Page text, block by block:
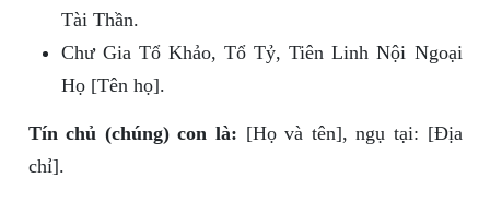
Tài Thần.
Chư Gia Tổ Khảo, Tổ Tỷ, Tiên Linh Nội Ngoại
Họ [Tên họ].
Tín chủ (chúng) con là: [Họ và tên], ngụ tại: [Địa
chỉ].